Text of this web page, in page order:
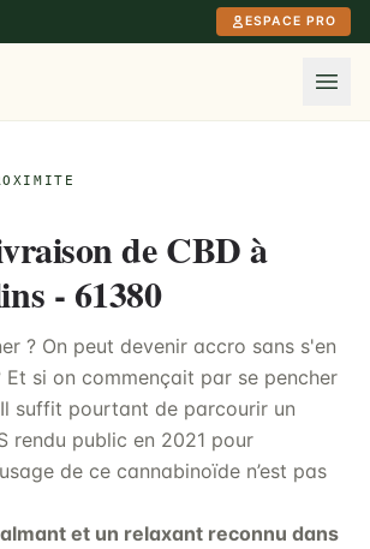
ESPACE PRO
de CBD à
- 61380
? On peut devenir accro sans s'en
Et si on commençait par se pencher
suffit pourtant de parcourir un
rendu public en 2021 pour
de ce cannabinoïde n’est pas
et un relaxant reconnu dans